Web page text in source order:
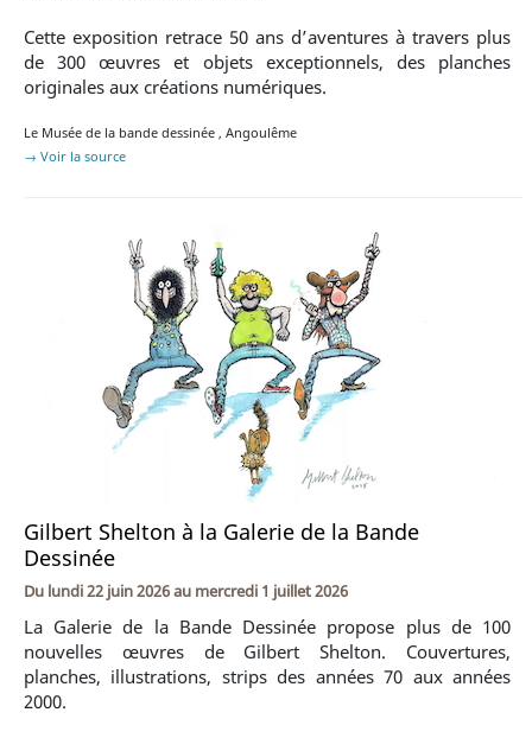
Cette exposition retrace 50 ans d’aventures à travers plus
de 300 œuvres et objets exceptionnels, des planches
originales aux créations numériques.
Le Musée de la bande dessinée , Angoulême
→ Voir la source
Gilbert Shelton à la Galerie de la Bande
Dessinée
Du lundi 22 juin 2026au mercredi 1 juillet 2026
La Galerie de la Bande Dessinée propose plus de 100
nouvelles œuvres de Gilbert Shelton. Couvertures,
planches, illustrations, strips des années 70 aux années
2000.